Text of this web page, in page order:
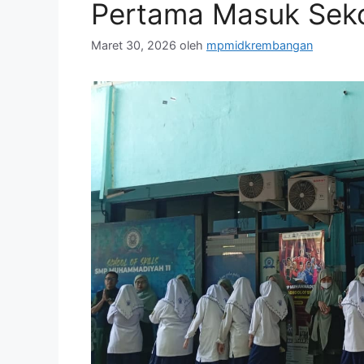
Pertama Masuk
Maret 30, 2026 oleh mpmidkrembangan